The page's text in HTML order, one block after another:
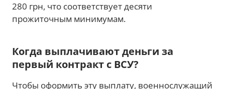
280 грн, что соответствует десяти
прожиточным минимумам.
Когда выплачивают деньги за
первый контракт с ВСУ?
Чтобы оформить эту выплату, военнослужащий